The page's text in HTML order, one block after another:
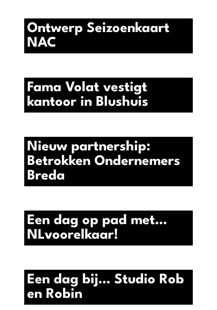
Ontwerp Seizoenkaart
NAC
Fama Volat vestigt
kantoor in Blushuis
Nieuw partnership:
Betrokken Ondernemers
Breda
Een dag op pad met…
NLvoorelkaar!
Een dag bij… Studio Rob
en Robin